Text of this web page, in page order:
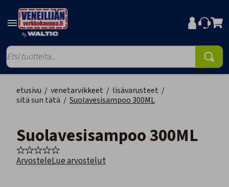
etusivu / venetarvikkeet / lisävarusteet /
sitä sun tätä / Suolavesisampoo 300ML
Suolavesisampoo 300ML
ArvosteleLue arvostelut